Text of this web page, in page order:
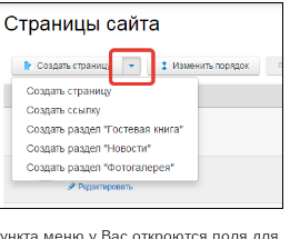
меню у Вас откроются поля для